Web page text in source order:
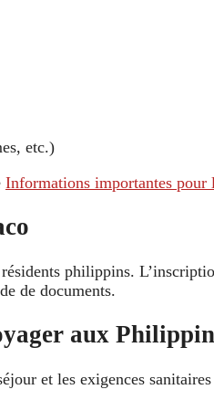
etc.)
Informations importantes pour
philippins.
de documents.
aux
et les exigences